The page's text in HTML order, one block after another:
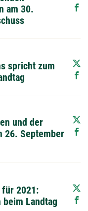
am 30.
spricht zum
und der
26. September
2021:
Landtag